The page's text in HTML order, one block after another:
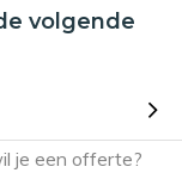
volgende